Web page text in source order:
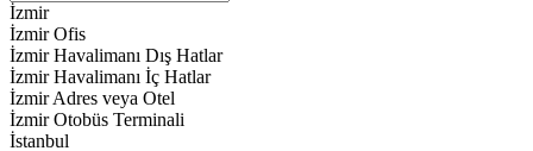
İzmir
İzmir Ofis
İzmir Havalimanı Dış Hatlar
İzmir Havalimanı İç Hatlar
İzmir Adres veya Otel
İzmir Otobüs Terminali
İstanbul